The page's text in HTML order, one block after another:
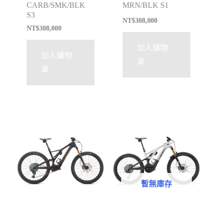
CARB/SMK/BLK
S3
NT$308,000
加入購物
車
MRN/BLK S1
NT$308,000
加入購物
車
暫無庫存